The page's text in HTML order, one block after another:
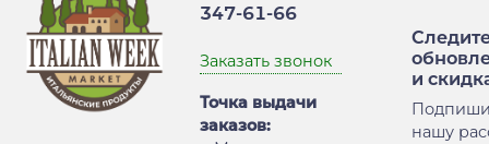
347-61-66
Заказать звонок
Точка выдачи
заказов:
и
нашу